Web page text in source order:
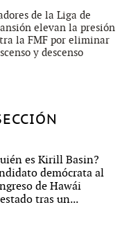
de la Liga de
elevan la presión
la FMF por eliminar
y descenso
es Kirill Basin?
demócrata al
de Hawái
tras un...